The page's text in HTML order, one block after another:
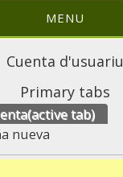
MENU
Cuenta d'usuariu
Primary tabs
(active tab)
nueva